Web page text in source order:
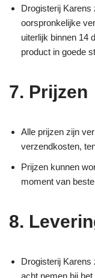
Drogisterij Karens
oorspronkelijke
uiterlijk binnen 14
product in goede
7. Prijzen
Alle prijzen zijn
verzendkosten,
Prijzen kunnen
moment van
8.
Drogisterij Karens
acht nemen bij